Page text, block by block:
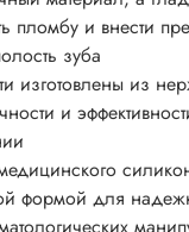
пломбу и внести
зуба
изготовлены из
и
формой для